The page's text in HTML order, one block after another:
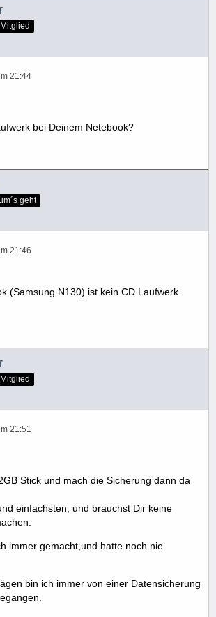
21:44
bei Deinem Netebook?
geht
21:46
(Samsung N130) ist kein CD Laufwerk
21:51
Stick und mach die Sicherung dann da
einfachsten, und brauchst Dir keine
immer gemacht,und hatte noch nie
bin ich immer von einer Datensicherung